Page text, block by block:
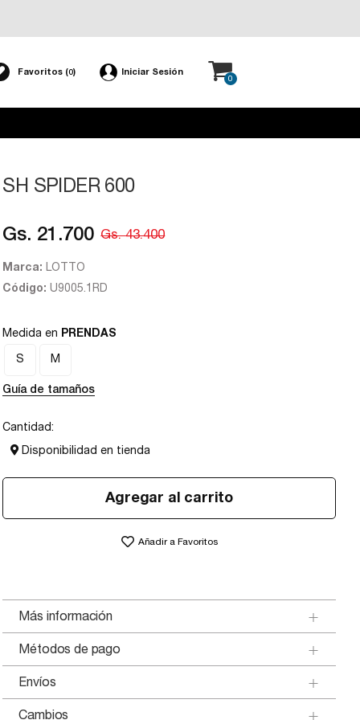
Favoritos (0) Iniciar Sesión
0
SH SPIDER 600
Gs. 21.700 Gs. 43.400
Marca: LOTTO
Código: U9005.1RD
Medida en PRENDAS
S M
Guía de tamaños
Cantidad:
Disponibilidad en tienda
Agregar al carrito
Añadir a Favoritos
Más información
Métodos de pago
Envíos
Cambios